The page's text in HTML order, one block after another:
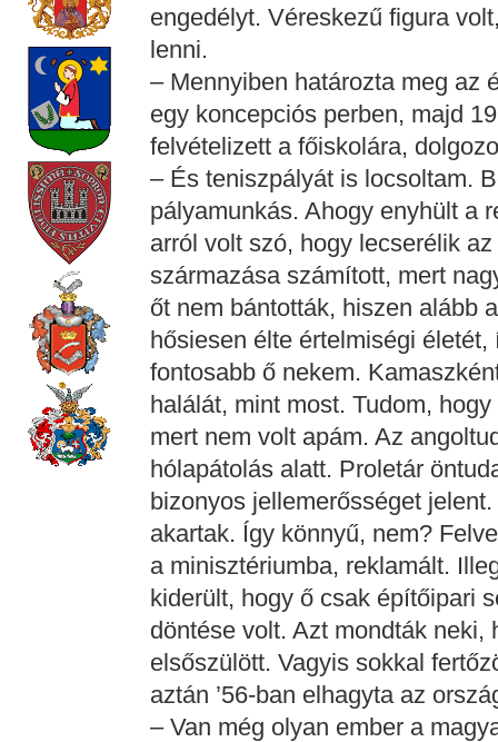
engedélyt. Véreskezű figura
lenni.
– Mennyiben határozta meg az
egy koncepciós perben, majd
felvételizett a főiskolára,
– És teniszpályát is locsoltam.
pályamunkás. Ahogy enyhült a
arról volt szó, hogy lecserélik
származása számított, mert
őt nem bántották, hiszen alább
hősiesen élte értelmiségi
fontosabb ő nekem.
halálát, mint most. Tudom,
mert nem volt apám. Az
hólapátolás alatt. Proletár
bizonyos jellemerősséget
akartak. Így könnyű, nem?
a minisztériumba, reklamált.
kiderült, hogy ő csak építőipari
döntése volt. Azt mondták
elsőszülött. Vagyis sokkal
aztán ’56-ban elhagyta az
– Van még olyan ember a